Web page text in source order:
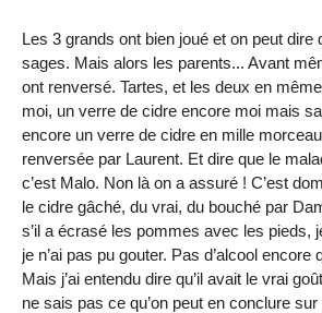
Les 3 grands ont bien joué et on peut dire
sages. Mais alors les parents... Avant
ont renversé. Tartes, et les deux en
moi, un verre de cidre encore moi mais
encore un verre de cidre en mille
renversée par Laurent. Et dire que le
c’est Malo. Non là on a assuré ! C’est
le cidre gâché, du vrai, du bouché par
s’il a écrasé les pommes avec les pieds,
je n’ai pas pu gouter. Pas d’alcool encore
Mais j’ai entendu dire qu’il avait le vrai
ne sais pas ce qu’on peut en conclure sur